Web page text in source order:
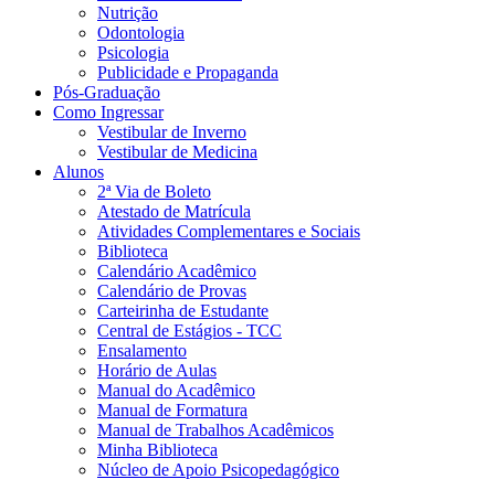
Nutrição
Odontologia
Psicologia
Publicidade e Propaganda
Pós-Graduação
Como Ingressar
Vestibular de Inverno
Vestibular de Medicina
Alunos
2ª Via de Boleto
Atestado de Matrícula
Atividades Complementares e Sociais
Biblioteca
Calendário Acadêmico
Calendário de Provas
Carteirinha de Estudante
Central de Estágios - TCC
Ensalamento
Horário de Aulas
Manual do Acadêmico
Manual de Formatura
Manual de Trabalhos Acadêmicos
Minha Biblioteca
Núcleo de Apoio Psicopedagógico